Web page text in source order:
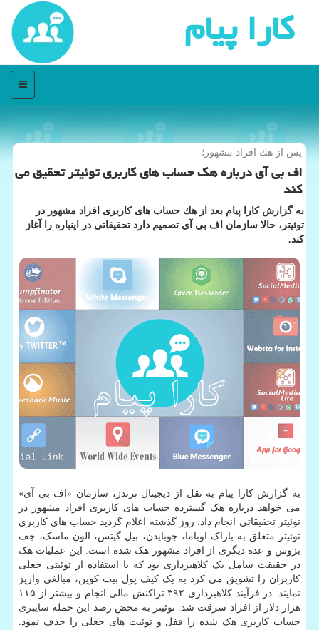
كارا پیام
منو
پس از هك افراد مشهور؛
اف بی آی درباره هك حساب های كاربری توئیتر تحقیق می
كند
به گزارش كارا پیام بعد از هك حساب های كاربری افراد مشهور در
توئیتر، حالا سازمان اف بی آی تصمیم دارد تحقیقاتی در اینباره را آغاز
كند.
به گزارش کارا پیام به نقل از دیجیتال ترندز، سازمان «اف بی آی»
می خواهد درباره هک گسترده حساب های کاربری افراد مشهور در
توئیتر تحقیقاتی انجام داد. روز گذشته اعلام گردید حساب های کاربری
توئیتر متعلق به باراک اوباما، جوبایدن، بیل گیتس، الون ماسک، جف
بزوس و عده دیگری از افراد مشهور هک شده است. این عملیات هک
در حقیقت شامل یک کلاهبرداری بود که با استفاده از توئیتی جعلی
کاربران را تشویق می کرد به یک کیف پول بیت کوین، مبالغی واریز
نمایند. در فرآیند کلاهبرداری ۳۹۲ تراکنش مالی انجام و بیشتر از ۱۱۵
هزار دلار از افراد سرقت شد. توئیتر به محض رصد این حمله سایبری
حساب کاربری هک شده را قفل و توئیت های جعلی را حذف نمود.